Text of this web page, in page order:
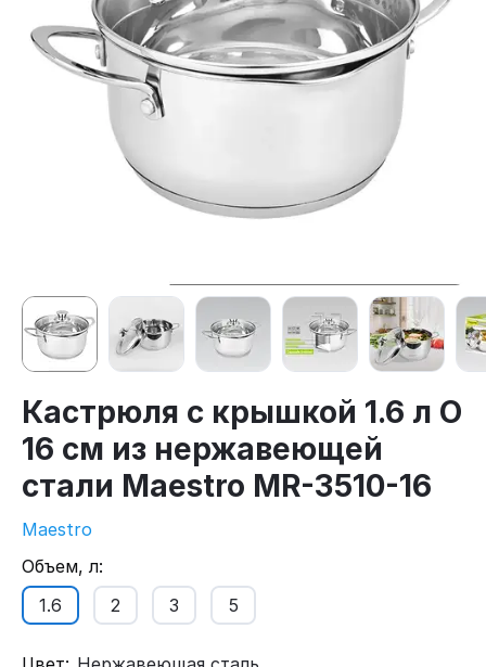
Кастрюля с крышкой 1.6 л O
16 см из нержавеющей
стали Maestro MR-3510-16
Maestro
Объем, л:
1.6
2 3 5